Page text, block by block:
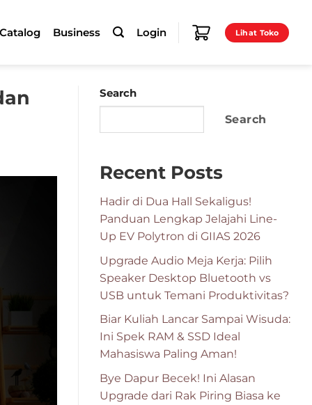
Business Login Lihat Toko
Search
Search
Recent Posts
Hadir di Dua Hall Sekaligus!
Panduan Lengkap Jelajahi Line-
Up EV Polytron di GIIAS 2026
Upgrade Audio Meja Kerja: Pilih
Speaker Desktop Bluetooth vs
USB untuk Temani Produktivitas?
Biar Kuliah Lancar Sampai Wisuda:
Ini Spek RAM & SSD Ideal
Mahasiswa Paling Aman!
Bye Dapur Becek! Ini Alasan
Upgrade dari Rak Piring Biasa ke